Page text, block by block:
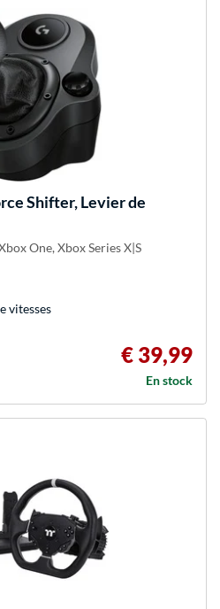
Shifter, Levier de
One, Xbox Series X|S
vitesses
€ 39,99
En stock